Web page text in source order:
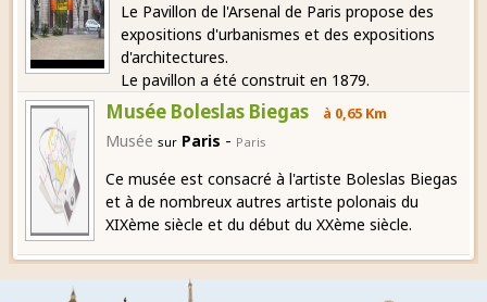
Le Pavillon de l'Arsenal de Paris propose des
expositions d'urbanismes et des expositions
d'architectures.
Le pavillon a été construit en 1879.
Musée Boleslas Biegas à 0,65 Km
Musée sur Paris - Paris
Ce musée est consacré à l'artiste Boleslas Biegas
et à de nombreux autres artiste polonais du
XIXème siècle et du début du XXème siècle.